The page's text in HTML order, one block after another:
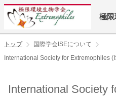
極
トップ
国際学会ISEについて
International Society for Extremophiles
International Society